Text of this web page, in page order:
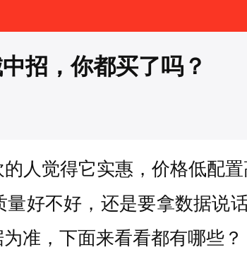
招，你都买了吗？
人觉得它实惠，价格低配
好不好，还是要拿数据说
准，下面来看看都有哪些？